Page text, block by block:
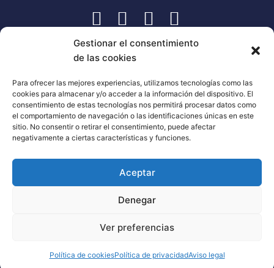
Gestionar el consentimiento
de las cookies
Para ofrecer las mejores experiencias, utilizamos tecnologías como las
cookies para almacenar y/o acceder a la información del dispositivo. El
consentimiento de estas tecnologías nos permitirá procesar datos como
el comportamiento de navegación o las identificaciones únicas en este
sitio. No consentir o retirar el consentimiento, puede afectar
negativamente a ciertas características y funciones.
Aceptar
Denegar
Ver preferencias
Política de cookiesPolítica de privacidadAviso legal